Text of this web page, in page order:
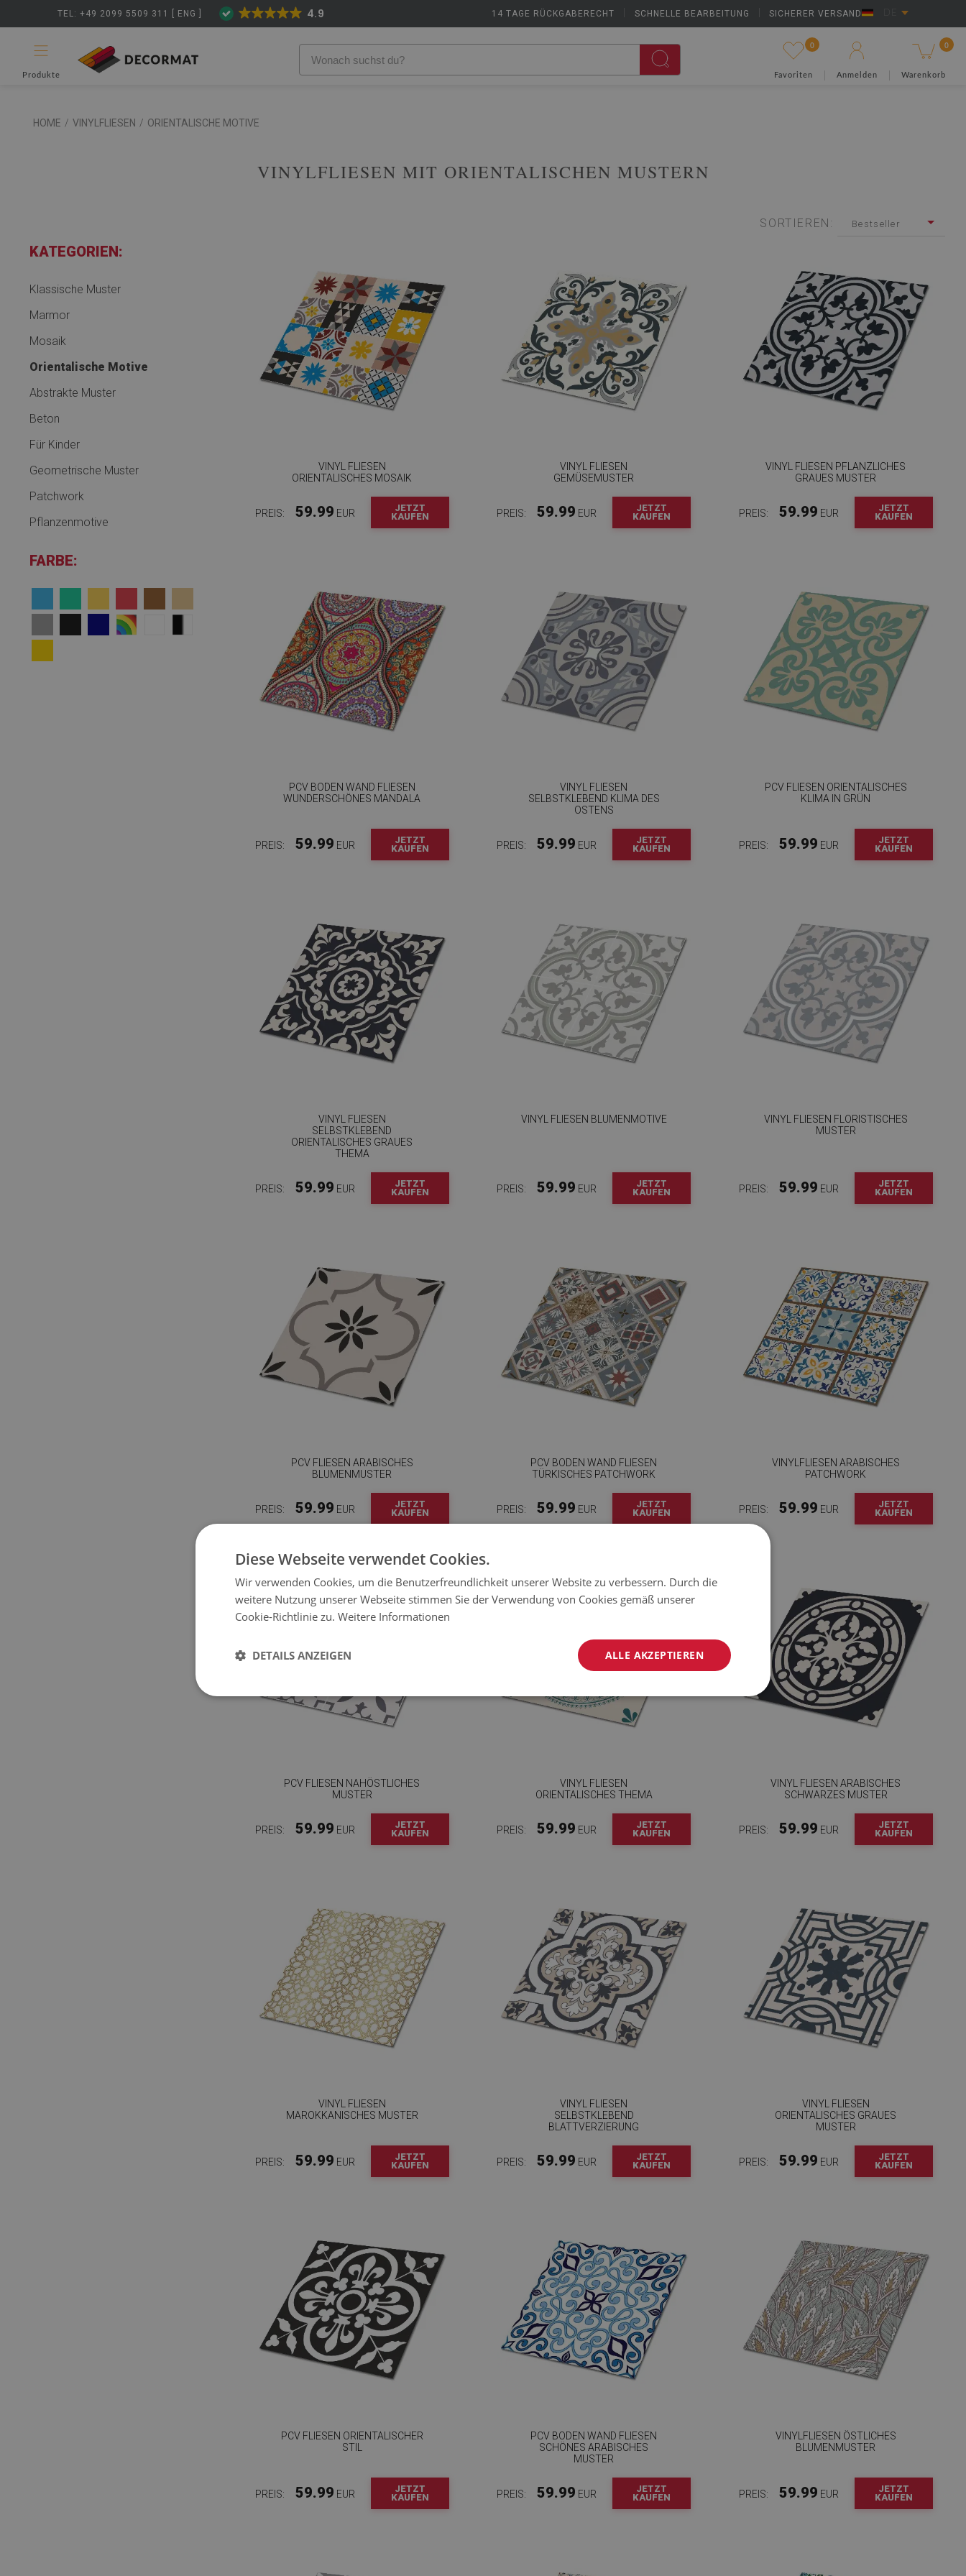
TEL: +49 2099 5509 311 [ ENG ] 14 TAGE RÜCKGABERECHT SCHNELLE BEARBEITUNG SICHERER VERSAND
4.9
Produkte
0
Favoriten Anmelden
0
Warenkorb
HOME / VINYLFLIESEN / ORIENTALISCHE MOTIVE
VINYLFLIESEN MIT ORIENTALISCHEN MUSTERN
SORTIEREN: Bestseller
KATEGORIEN:
Klassische Muster
Marmor
Mosaik
Orientalische Motive
Abstrakte Muster
Beton
Für Kinder
Geometrische Muster
Patchwork
Pflanzenmotive
FARBE:
VINYL FLIESEN
ORIENTALISCHES MOSAIK
PREIS: 59.99 EUR
JETZT
KAUFEN
VINYL FLIESEN
GEMÜSEMUSTER
PREIS: 59.99 EUR
JETZT
KAUFEN
VINYL FLIESEN PFLANZLICHES
GRAUES MUSTER
PREIS: 59.99 EUR
JETZT
KAUFEN
PCV BODEN WAND FLIESEN
WUNDERSCHÖNES MANDALA
PREIS: 59.99 EUR
JETZT
KAUFEN
VINYL FLIESEN
SELBSTKLEBEND KLIMA DES
OSTENS
PREIS: 59.99 EUR
JETZT
KAUFEN
PCV FLIESEN ORIENTALISCHES
KLIMA IN GRÜN
PREIS: 59.99 EUR
JETZT
KAUFEN
VINYL FLIESEN
SELBSTKLEBEND
ORIENTALISCHES GRAUES
THEMA
PREIS: 59.99 EUR
JETZT
KAUFEN
VINYL FLIESEN BLUMENMOTIVE
PREIS: 59.99 EUR
JETZT
KAUFEN
VINYL FLIESEN FLORISTISCHES
MUSTER
PREIS: 59.99 EUR
JETZT
KAUFEN
PCV FLIESEN ARABISCHES
BLUMENMUSTER
PREIS: 59.99 EUR
JETZT
KAUFEN
PCV BODEN WAND FLIESEN
TÜRKISCHES PATCHWORK
PREIS: 59.99 EUR
JETZT
KAUFEN
VINYLFLIESEN ARABISCHES
PATCHWORK
PREIS: 59.99 EUR
JETZT
KAUFEN
PCV FLIESEN NAHÖSTLICHES
MUSTER
PREIS: 59.99 EUR
JETZT
KAUFEN
VINYL FLIESEN
ORIENTALISCHES THEMA
PREIS: 59.99 EUR
JETZT
KAUFEN
VINYL FLIESEN ARABISCHES
SCHWARZES MUSTER
PREIS: 59.99 EUR
JETZT
KAUFEN
VINYL FLIESEN
MAROKKANISCHES MUSTER
PREIS: 59.99 EUR
JETZT
KAUFEN
VINYL FLIESEN
SELBSTKLEBEND
BLATTVERZIERUNG
PREIS: 59.99 EUR
JETZT
KAUFEN
VINYL FLIESEN
ORIENTALISCHES GRAUES
MUSTER
PREIS: 59.99 EUR
JETZT
KAUFEN
PCV FLIESEN ORIENTALISCHER
STIL
PREIS: 59.99 EUR
JETZT
KAUFEN
PCV BODEN WAND FLIESEN
SCHÖNES ARABISCHES
MUSTER
PREIS: 59.99 EUR
JETZT
KAUFEN
VINYLFLIESEN ÖSTLICHES
BLUMENMUSTER
PREIS: 59.99 EUR
JETZT
KAUFEN
Diese Webseite verwendet Cookies.
Wir verwenden Cookies, um die Benutzerfreundlichkeit unserer Website zu verbessern. Durch die
weitere Nutzung unserer Webseite stimmen Sie der Verwendung von Cookies gemäß unserer
Cookie-Richtlinie zu. Weitere Informationen
ALLE AKZEPTIEREN
DETAILS ANZEIGEN